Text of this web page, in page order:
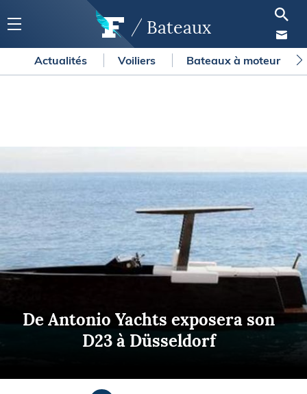
Bateaux
Actualités Voiliers Bateaux à moteur
De Antonio Yachts exposera son
D23 à Düsseldorf